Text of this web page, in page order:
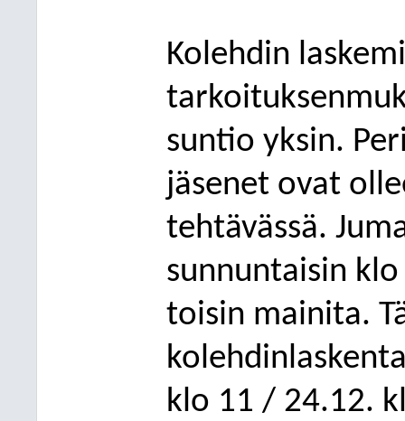
Kolehdin
suntio yksin.
jäsenet ovat
tehtävässä.
sunnuntaisin
toisin mainita.
klo 11 / 24.12.